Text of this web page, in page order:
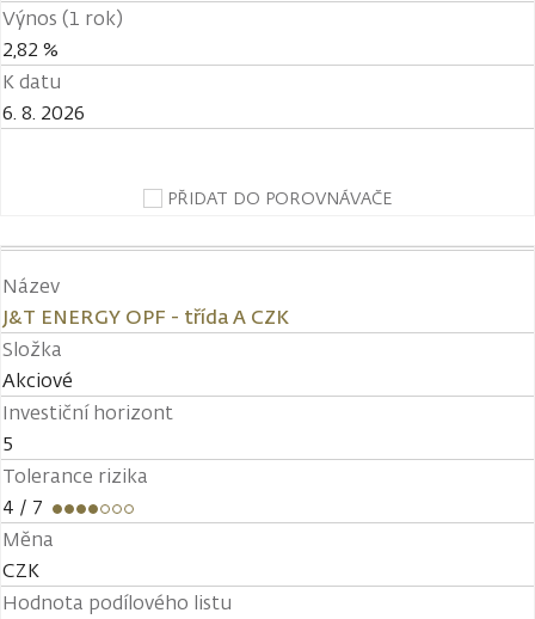
Výnos (1 rok)
2,82 %
K datu
6. 8. 2026
PŘIDAT DO POROVNÁVAČE
Název
J&T ENERGY OPF - třída A CZK
Složka
Akciové
Investiční horizont
5
Tolerance rizika
4 / 7
Měna
CZK
Hodnota podílového listu